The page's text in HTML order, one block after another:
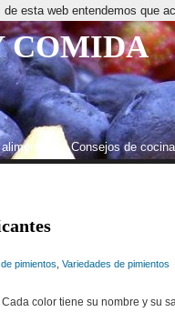
COMIDA
Consejos de cocina
pimientos Variedades de pimientos
color tiene su nombre y su
esta web entendemos que